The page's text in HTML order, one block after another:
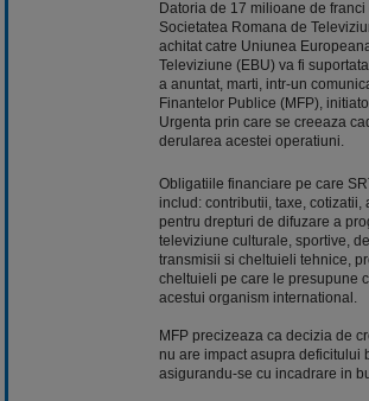
Datoria de 17 milioane de
Societatea Romana de
achitat catre Uniunea
Televiziune (EBU) va fi
a anuntat, marti, intr-un
Finantelor Publice (MFP),
Urgenta prin care se creeaza
derularea acestei operatiuni.
Obligatiile financiare pe care
includ: contributii, taxe, cotizatii,
pentru drepturi de difuzare a
televiziune culturale, sportive,
transmisii si cheltuieli tehnice,
cheltuieli pe care le presupune
acestui organism international.
MFP precizeaza ca decizia de
nu are impact asupra deficitului
asigurandu-se cu incadrare in